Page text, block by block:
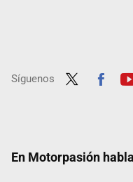
Síguenos
En Motorpasión